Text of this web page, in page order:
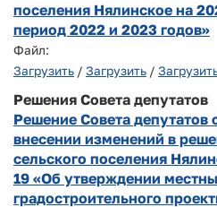
поселения Нялинское на
период 2022 и 2023 годов»
Файл:
Загрузить / Загрузить /
Решения Совета депутатов
Решение Совета
внесении изменений в
сельского поселения
19 «Об утверждении
градостроительного